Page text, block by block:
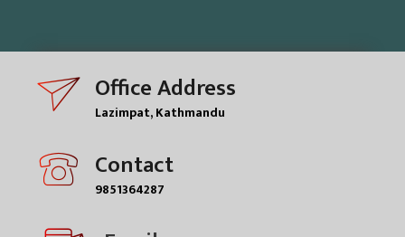
Office Address
Lazimpat, Kathmandu
Contact
9851364287